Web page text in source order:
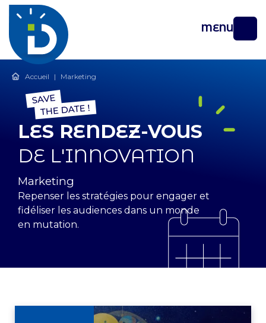
MENU
Accueil | Marketing
LES RENDEZ-VOUS
DE L'INNOVATION
Thématiques
Marketing
Repenser les stratégies pour engager et
fidéliser les audiences dans un monde
en mutation.